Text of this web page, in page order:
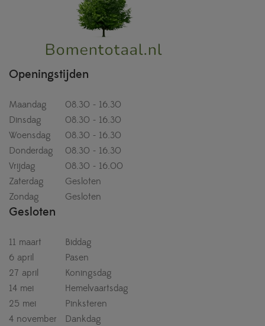
Openingstijden
Maandag
08.30 - 16.30
Dinsdag
08.30 - 16.30
Woensdag
08.30 - 16.30
Donderdag
08.30 - 16.30
Vrijdag
08.30 - 16.00
Zaterdag
Gesloten
Zondag
Gesloten
Gesloten
11 maart
Biddag
6 april
Pasen
27 april
Koningsdag
14 mei
Hemelvaartsdag
25 mei
Pinksteren
4 november
Dankdag